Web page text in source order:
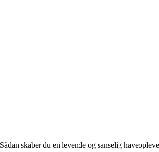
Sådan skaber du en levende og sanselig